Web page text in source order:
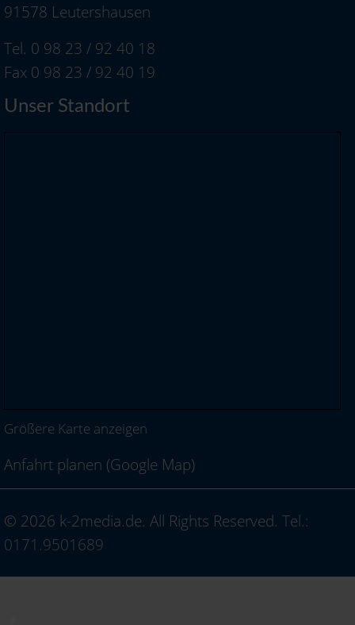
91578 Leutershausen
Tel. 0 98 23 / 92 40 18
Fax 0 98 23 / 92 40 19
Unser Standort
Größere Karte anzeigen
Anfahrt planen (Google Map)
© 2026 k-2media.de. All Rights Reserved. Tel.:
0171.9501689